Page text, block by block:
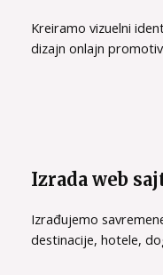
Kreiramo vizuelni
dizajn onlajn
Izrada web
Izrađujemo
destinacije, hotele,